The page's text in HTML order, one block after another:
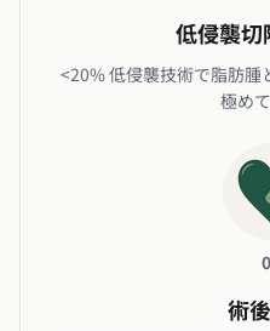
低侵襲切
<20% 低侵襲技術で脂肪腫
極め
術